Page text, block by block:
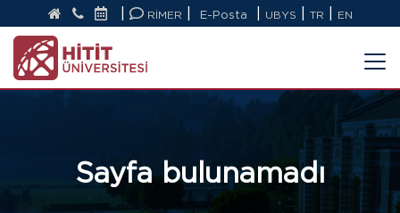
RİMER E-Posta UBYS TR EN
Sayfa bulunamadı